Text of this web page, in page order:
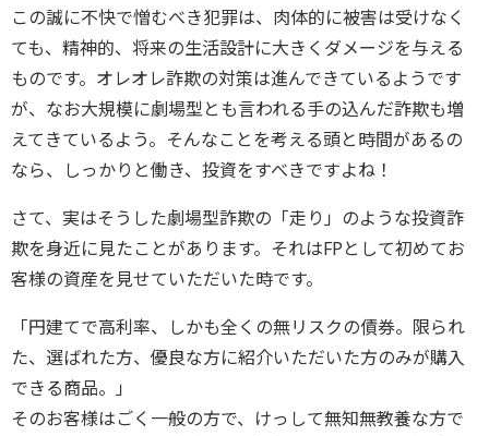
この誠に不快で憎むべき犯罪は、肉体的に被害は受けなく
ても、精神的、将来の生活設計に大きくダメージを与える
ものです。オレオレ詐欺の対策は進んできているようです
が、なお大規模に劇場型とも言われる手の込んだ詐欺も増
えてきているよう。そんなことを考える頭と時間があるの
なら、しっかりと働き、投資をすべきですよね！
さて、実はそうした劇場型詐欺の「走り」のような投資詐
欺を身近に見たことがあります。それはFPとして初めてお
客様の資産を見せていただいた時です。
「円建てで高利率、しかも全くの無リスクの債券。限られ
た、選ばれた方、優良な方に紹介いただいた方のみが購入
できる商品。」
そのお客様はごく一般の方で、けっして無知無教養な方で